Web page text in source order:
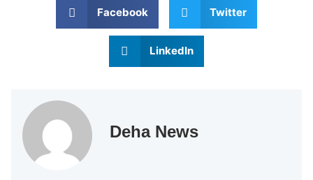
Facebook Twitter
LinkedIn
Deha News